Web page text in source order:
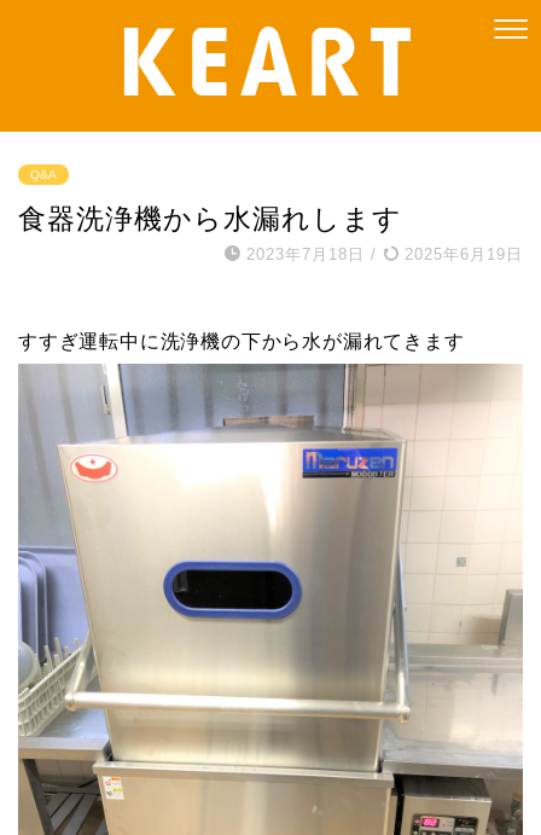
Q&A
食器洗浄機から水漏れします
2023年7月18日 / 2025年6月19日
すすぎ運転中に洗浄機の下から水が漏れてきます